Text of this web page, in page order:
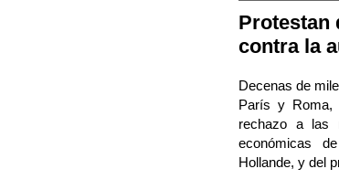
Protestan
contra la
Decenas de
París y Roma,
rechazo a las
económicas
Hollande, y del